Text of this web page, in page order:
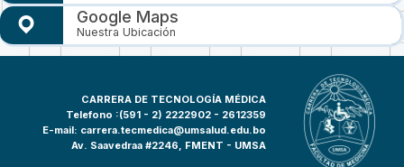
Google Maps
Nuestra Ubicación
CARRERA DE TECNOLOGÍA MÉDICA
Telefono :(591 - 2) 2222902 - 2612359
E-mail: carrera.tecmedica@umsalud.edu.bo
Av. Saavedraa #2246, FMENT - UMSA